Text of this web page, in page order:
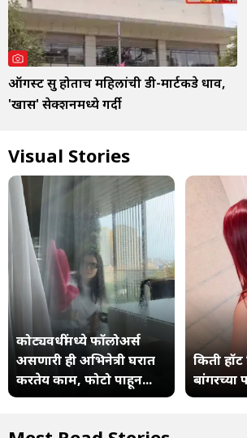
ऑगस्ट सुरू होताच महिलांची डी-मार्टकडे धाव,
'खास' सेक्शनमध्ये गर्दी
Visual Stories
कोट्यवधींमध्ये फॉलोअर्स
असणारी ही अभिनेत्री घरात
करतेय काम, फोटो पाहून...
किती